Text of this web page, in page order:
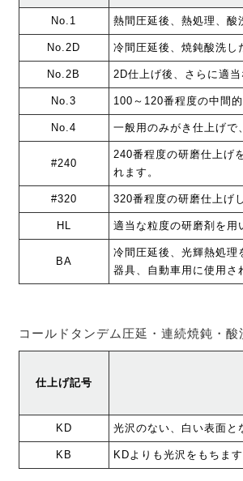
No.1 熱間圧延後、熱処理、酸
No.2D 冷間圧延後、焼鈍酸洗し
No.2B 2D仕上げ後、さらに適
No.3 100～120番程度の中間
No.4 一般用のみがき仕上げ
#240
240番程度の研磨仕上げ
れます。
#320 320番程度の研磨仕上げ
HL 適当な粒度の研磨剤を用
BA
冷間圧延後、光輝熱処
器具、自動車用に使用さ
コールドタンデム圧延・連続焼鈍・
仕上げ記号
KD 光沢のない、白い表面と
KB KDよりも光沢をもちます